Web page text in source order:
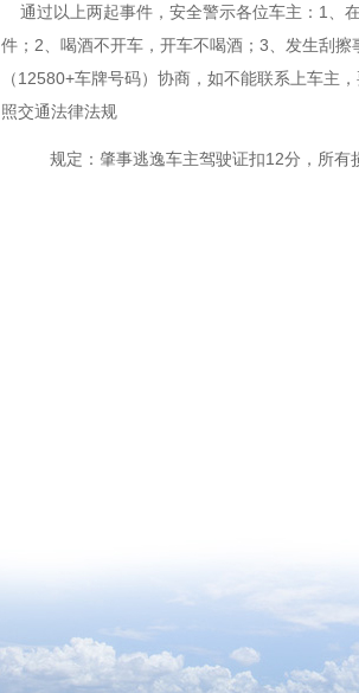
通过以上两起事件，安全警示各位车主：1、
件；2、喝酒不开车，开车不喝酒；3、发生刮
（12580+车牌号码）协商，如不能联系上车主
照交通法律法规
规定：肇事逃逸车主驾驶证扣12分，所